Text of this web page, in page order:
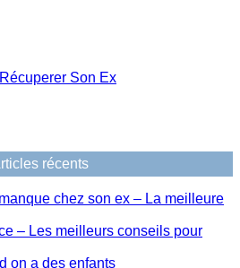
Son Ex
récents
chez son ex – La meilleure
– Les meilleurs conseils pour
on a des enfants